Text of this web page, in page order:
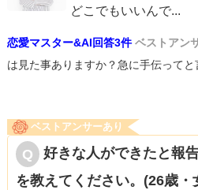
どこでもいいんで...
恋愛マスター&AI回答3件 ベストアン
は見た事ありますか？急に手伝ってと
ベストアンサーあり
好きな人ができたと報
を教えてください。(26歳・